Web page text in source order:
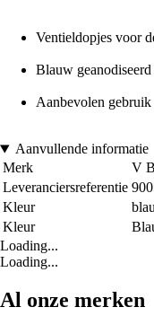
Ventieldopjes voor
Blauw
Aanbevolen
Aanvullende informatie
Merk
V
Leveranciersreferentie
Kleur
Kleur
Loading...
Loading...
Al onze merken